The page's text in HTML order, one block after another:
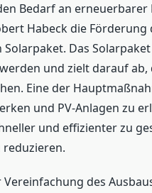
Bedarf an erneuerbarer
Habeck die
Das
und zielt darauf ab,
Eine der
und PV-Anlagen zu
und effizienter zu
des